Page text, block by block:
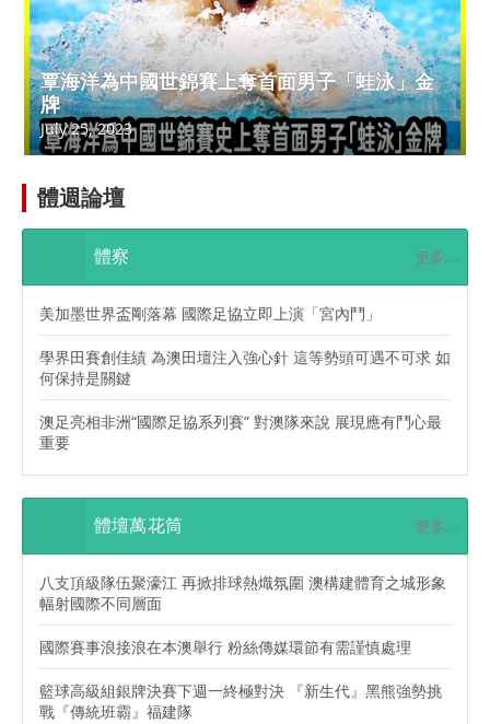
覃海洋為中國世錦賽上奪首面男子「蛙泳」金
牌
July 25, 2023
體週論壇
體察 更多...
美加墨世界盃剛落幕 國際足協立即上演「宮內鬥」
學界田賽創佳績 為澳田壇注入強心針 這等勢頭可遇不可求 如
何保持是關鍵
澳足亮相非洲“國際足協系列賽” 對澳隊來說 展現應有鬥心最
重要
體壇萬花筒 更多...
八支頂級隊伍聚濠江 再掀排球熱熾氛圍 澳構建體育之城形象
幅射國際不同層面
國際賽事浪接浪在本澳舉行 粉絲傳媒環節有需謹慎處理
籃球高級組銀牌決賽下週一終極對決 『新生代』黑熊強勢挑
戰『傳統班霸』福建隊